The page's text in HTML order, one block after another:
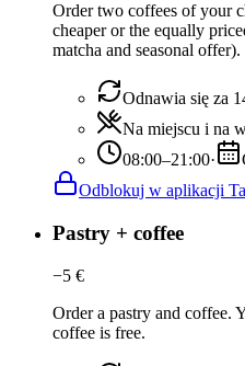
Order two coffees of your
cheaper or the equally
matcha and seasonal offer).
Odnawia się za
Na miejscu i na
08:00–21:00·
Odblokuj w aplikacji
Pastry + coffee
−5 €
Order a pastry and coffee.
coffee is free.